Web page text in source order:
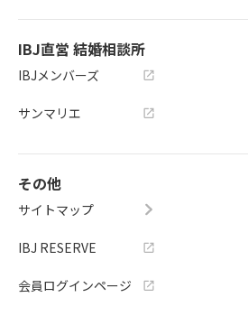
IBJ直営 結婚相談所
IBJメンバーズ
サンマリエ
その他
サイトマップ
IBJ RESERVE
会員ログインページ